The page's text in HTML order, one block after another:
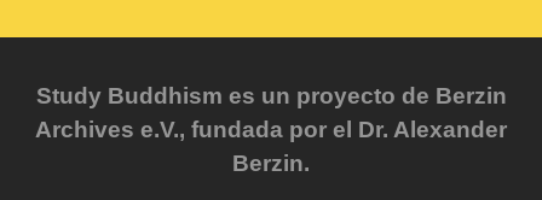
Study Buddhism es un proyecto de Berzin
Archives e.V., fundada por el Dr. Alexander
Berzin.